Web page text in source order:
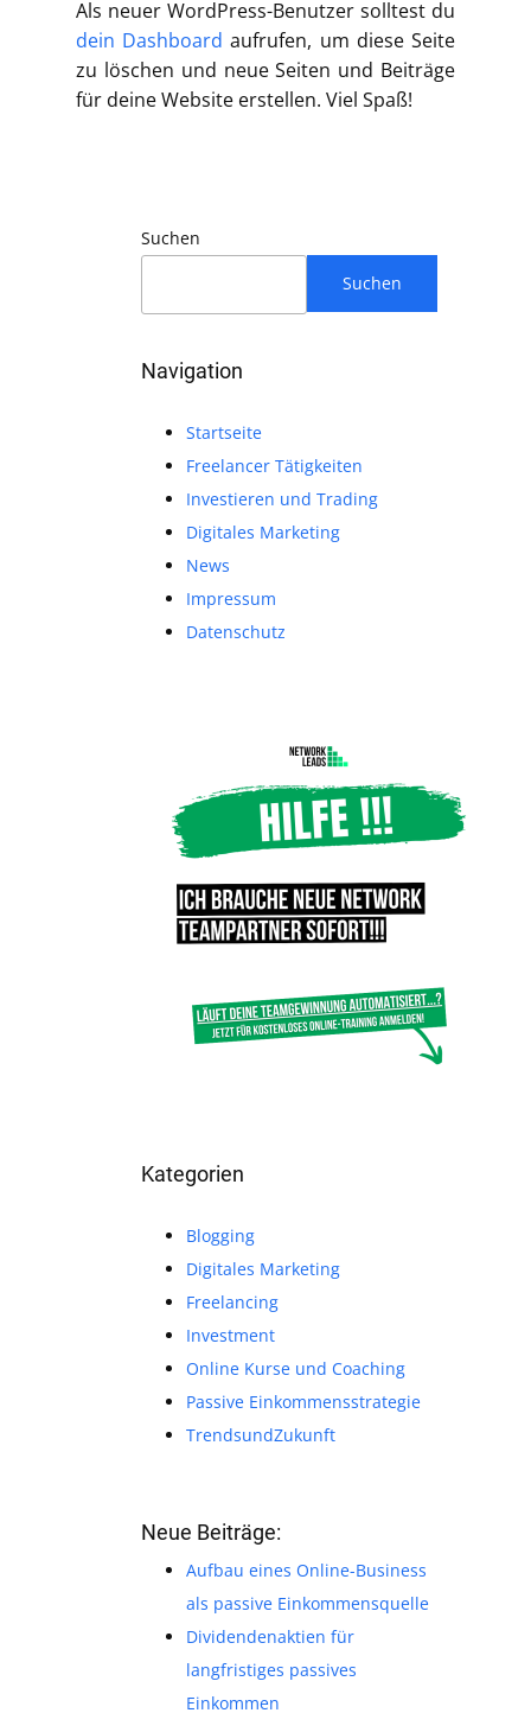
Als neuer WordPress-Benutzer solltest du
dein Dashboard aufrufen, um diese Seite
zu löschen und neue Seiten und Beiträge
für deine Website erstellen. Viel Spaß!
Suchen
Suchen
Navigation
Startseite
Freelancer Tätigkeiten
Investieren und Trading
Digitales Marketing
News
Impressum
Datenschutz
Kategorien
Blogging
Digitales Marketing
Freelancing
Investment
Online Kurse und Coaching
Passive Einkommensstrategie
TrendsundZukunft
Neue Beiträge:
Aufbau eines Online-Business
als passive Einkommensquelle
Dividendenaktien für
langfristiges passives
Einkommen